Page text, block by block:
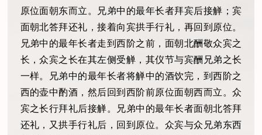
原位面朝东而立。兄弟中的最年长者拜宾后接觯；宾
面朝北答拜还礼，接着向宾拱手行礼，再回到原位。
兄弟中的最年长者走到西阶之前，面朝北酬敬众宾之
长，众宾之长在其左侧受觯，其仪节与宾酬兄弟之长
一样。兄弟中的最年长者将觯中的酒饮完，到西阶之
西的壶中酌酒，然后回到西阶前原位面朝西而立。众
宾之长行拜礼后接觯。兄弟中的最年长者面朝北答拜
还礼，又拱手行礼后，回到原位。众宾与众兄弟东西